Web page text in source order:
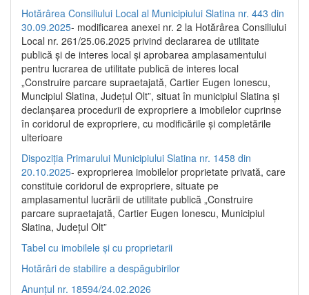
Hotărârea Consiliului Local al Municipiului Slatina nr. 443 din
30.09.2025- modificarea anexei nr. 2 la Hotărârea Consiliului
Local nr. 261/25.06.2025 privind declararea de utilitate
publică şi de interes local şi aprobarea amplasamentului
pentru lucrarea de utilitate publică de interes local
„Construire parcare supraetajată, Cartier Eugen Ionescu,
Muncipiul Slatina, Judeţul Olt”, situat în municipiul Slatina şi
declanşarea procedurii de expropriere a imobilelor cuprinse
în coridorul de expropriere, cu modificările şi completările
ulterioare
Dispoziția Primarului Municipiului Slatina nr. 1458 din
20.10.2025- exproprierea imobilelor proprietate privată, care
constituie coridorul de expropriere, situate pe
amplasamentul lucrării de utilitate publică „Construire
parcare supraetajată, Cartier Eugen Ionescu, Municipiul
Slatina, Județul Olt”
Tabel cu imobilele și cu proprietarii
Hotărâri de stabilire a despăgubirilor
Anunțul nr. 18594/24.02.2026